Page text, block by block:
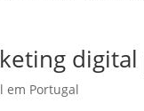
em Portugal